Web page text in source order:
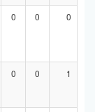
0 0 0
0 0 1